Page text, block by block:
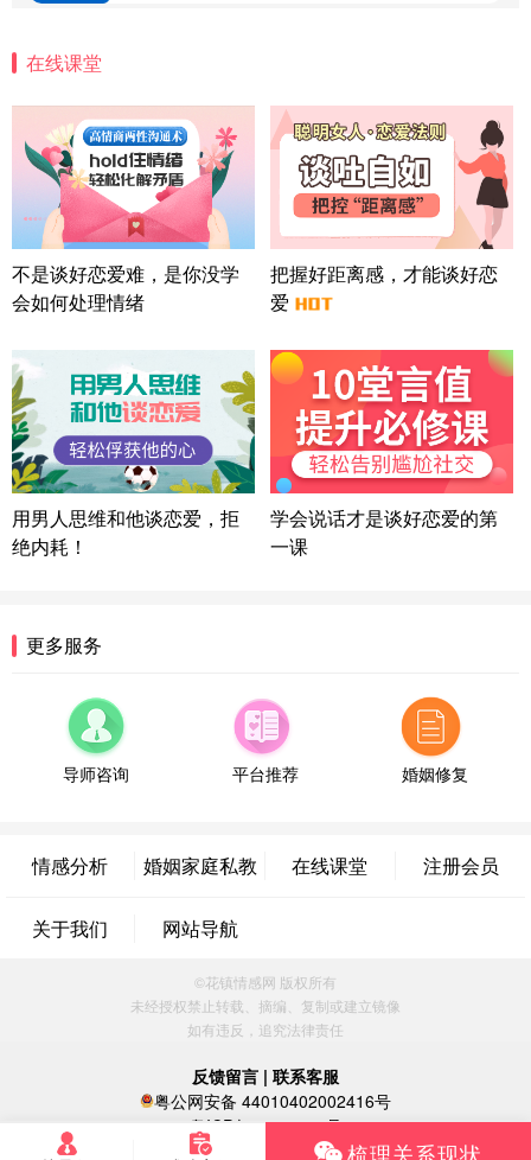
情感方案
北京-朝阳 151****3189
22分钟前
微信用户 巧?媚儿 通过此页面咨询，已获得专属情感
方案
上海-浦东 177****9074
56分钟前
微信用户 Liberty 通过此页面咨询，已获得专属情感
方案
广东-广州 188****5632
湖北-武汉 135****7410
41分钟前
微信用户 困困魚? 通过此页面咨询，已获得专属情感
方案
陕西-西安 139****6283
3分钟前
情感方案
浙江-宁波 150****8921
福建-厦门 159****4462
53分钟前
微信用户 凌乱小羊 通过此页面咨询，已获得专属情
辽宁-大连 176****2843
39分钟前
属情感方案
微信用户 墨笙 通过此页面咨询，已获得专属情感方
案
江苏-苏州 188****5187
微信用户 谢思明 通过此页面咨询，已获得专属情感
方案
广东-佛山 139****6034
微信用户 静默 通过此页面咨询，已获得专属情感方
在线课堂
不是谈好恋爱难，是你没学
会如何处理情绪
把握好距离感，才能谈好恋
爱
用男人思维和他谈恋爱，拒
绝内耗！
学会说话才是谈好恋爱的第
一课
更多服务
导师咨询 平台推荐 婚姻修复
情感分析 婚姻家庭私教 在线课堂 注册会员
关于我们 网站导航
©花镇情感网 版权所有
未经授权禁止转载、摘编、复制或建立镜像
如有违反，追究法律责任
反馈留言 | 联系客服
粤公网安备 44010402002416号
粤ICP备16060296号
梳理关系现状